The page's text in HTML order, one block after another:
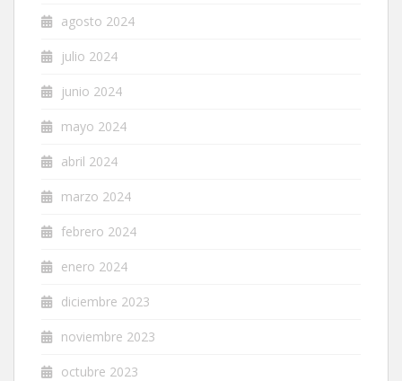
agosto 2024
julio 2024
junio 2024
mayo 2024
abril 2024
marzo 2024
febrero 2024
enero 2024
diciembre 2023
noviembre 2023
octubre 2023